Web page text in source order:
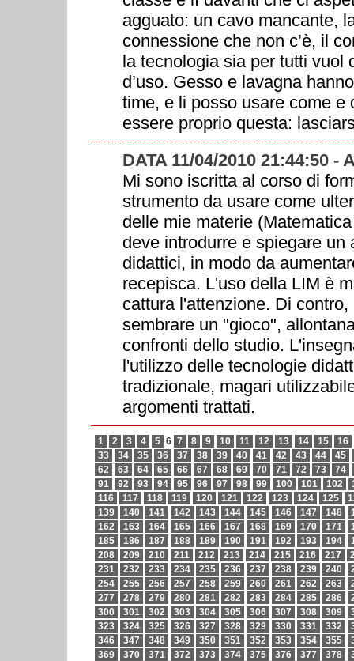
agguato: un cavo mancante,
connessione che non c’è, il
la tecnologia sia per tutti vuol
d’uso. Gesso e lavagna
time, e li posso usare come e
essere proprio questa:
DATA 11/04/2010 21:44:50 -
Mi sono iscritta al corso di
strumento da usare come
delle mie materie
deve introdurre e spiegare
didattici, in modo da
recepisca. L'uso della LIM è
cattura l'attenzione. Di
sembrare un "gioco",
confronti dello studio.
l'utilizzo delle tecnologie
tradizionale, magari
argomenti trattati.
1 2 3 4 5 6 7 8 9 10 11 12 13 14 15
16
33
34 35 36 37 38 39 40 41 42 43 44
45
62
63 64 65 66 67 68 69 70 71 72 73
74
91
92 93 94 95 96 97 98 99 100 101 102
116
117 118 119 120 121 122 123 124 125
139
140 141 142 143 144 145 146 147 148
162
163 164 165 166 167 168 169 170 171
185
186 187 188 189 190 191 192 193 194
208
209 210 211 212 213 214 215 216 217
231
232 233 234 235 236 237 238 239 240
254
255 256 257 258 259 260 261 262 263
277
278 279 280 281 282 283 284 285 286
300
301 302 303 304 305 306 307 308 309
323
324 325 326 327 328 329 330 331 332
346
347 348 349 350 351 352 353 354 355
369
370 371 372 373 374 375 376 377 378